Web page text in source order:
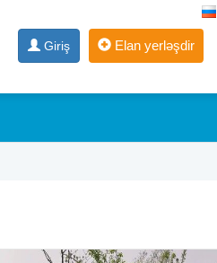
Giriş Elan yerləşdir